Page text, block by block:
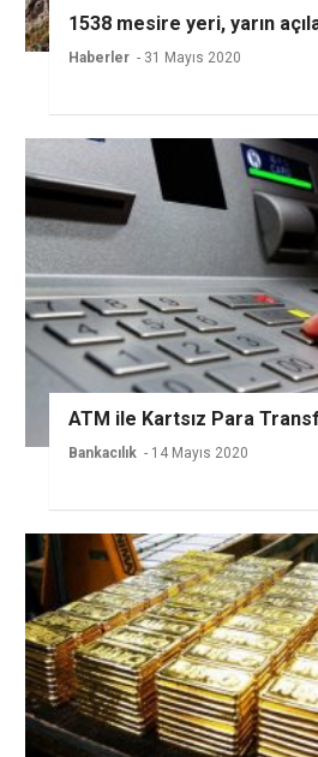
1538 mesire yeri, yarın
Haberler - 31 Mayıs 2020
ATM ile Kartsız Para
Bankacılık - 14 Mayıs 2020